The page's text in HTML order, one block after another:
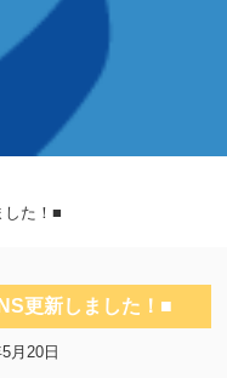
した！■
更新しました！■
月20日